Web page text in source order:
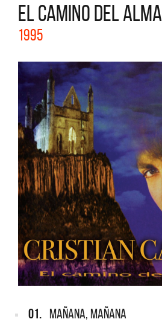
EL CAMINO DEL ALMA
1995
01. MAÑANA, MAÑANA